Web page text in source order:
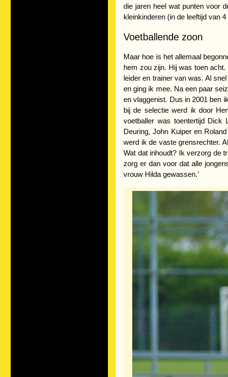
die jaren heel wat punten voor
kleinkinderen (in de leeftijd van
Voetballende zoon
Maar hoe is het allemaal
hem zou zijn. Hij was toen
leider en trainer van was. Al
en ging ik mee. Na een paar
en vlaggenist. Dus in 2001 ben
bij de selectie werd ik door
voetballer was toentertijd Dick
Deuring, John Kuiper en
werd ik de vaste grensrechter.
Wat dat inhoudt? Ik verzorg de
zorg er dan voor dat alle
vrouw Hilda gewassen.’